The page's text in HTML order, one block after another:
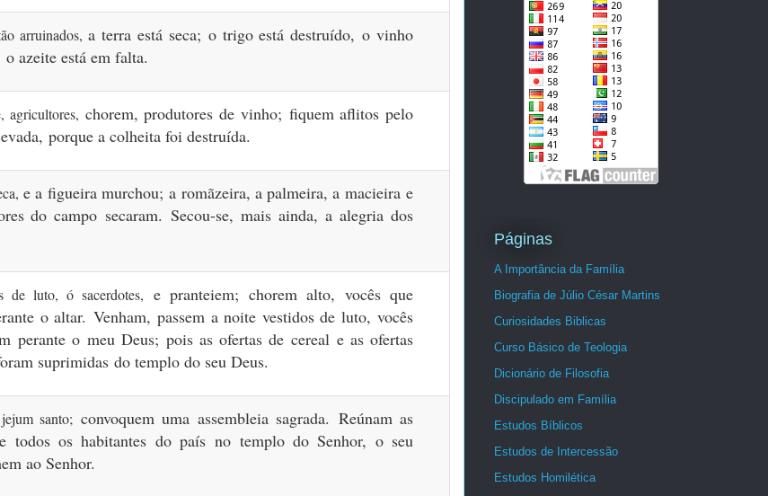
arruinados,a terra está seca; o trigo está destruído,o vinho
o azeite está em falta.
agricultores, chorem, produtores de vinho; fiquem aflitos pelo
porque a colheita foi destruída.
e a figueira murchou;a romãzeira, a palmeira, a macieirae
do campo secaram. Secou-se, mais ainda,a alegria dos
de luto, ó sacerdotes, e pranteiem; chorem alto, vocês que
o altar. Venham,passem a noite vestidos de luto,vocês
perante o meu Deus; pois as ofertas de cereal e as ofertas
suprimidas do templo do seu Deus.
santo; convoquem uma assembleia sagrada. Reúnam as
e todos os habitantes do paísno templo do Senhor, o seu
ao Senhor.
Páginas
A Importância da Família
Biografia de Júlio César Martins
Curiosidades Biblicas
Curso Básico de Teologia
Dicionário de Filosofia
Discipulado em Família
Estudos Bíblicos
Estudos de Intercessão
Estudos Homilética